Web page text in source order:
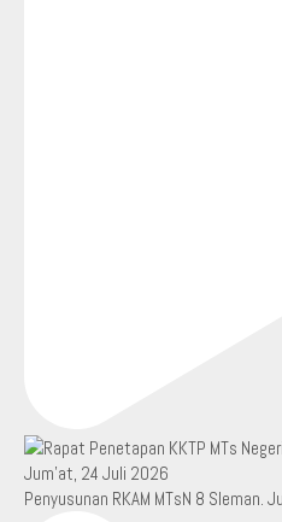
Penyusunan RKAM MTsN 8 Sleman.